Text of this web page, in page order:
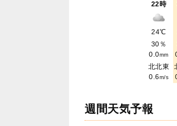
22時
24℃
30％
0.0mm
北北東
0.6m/s
週間天気予報